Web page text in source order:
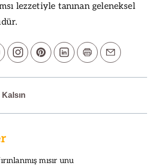
lezzetiyle tanınan geleneksel
Kalsın
mısır unu